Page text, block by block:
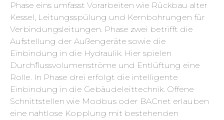
Phase eins umfasst Vorarbeiten wie Rückbau alter
Kessel, Leitungsspülung und Kernbohrungen für
Verbindungsleitungen. Phase zwei betrifft die
Aufstellung der Außengeräte sowie die
Einbindung in die Hydraulik. Hier spielen
Durchflussvolumenströme und Entlüftung eine
Rolle. In Phase drei erfolgt die intelligente
Einbindung in die Gebäudeleittechnik. Offene
Schnittstellen wie Modbus oder BACnet erlauben
eine nahtlose Kopplung mit bestehenden